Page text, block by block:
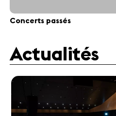
Concerts passés
Actualités